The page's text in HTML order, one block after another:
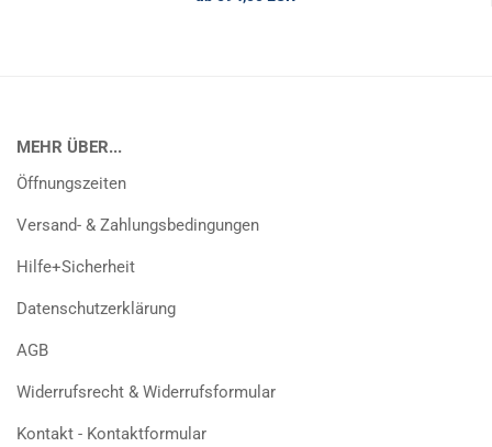
MEHR ÜBER...
Öffnungszeiten
Versand- & Zahlungsbedingungen
Hilfe+Sicherheit
Datenschutzerklärung
AGB
Widerrufsrecht & Widerrufsformular
Kontakt - Kontaktformular